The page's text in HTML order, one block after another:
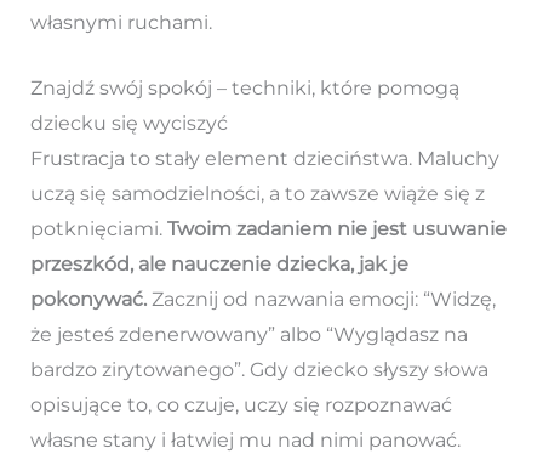
własnymi ruchami.
Znajdź swój spokój – techniki, które pomogą
dziecku się wyciszyć
Frustracja to stały element dzieciństwa. Maluchy
uczą się samodzielności, a to zawsze wiąże się z
potknięciami. Twoim zadaniem nie jest usuwanie
przeszkód, ale nauczenie dziecka, jak je
pokonywać.Zacznij od nazwania emocji: “Widzę,
że jesteś zdenerwowany” albo “Wyglądasz na
bardzo zirytowanego”. Gdy dziecko słyszy słowa
opisujące to, co czuje, uczy się rozpoznawać
własne stany i łatwiej mu nad nimi panować.